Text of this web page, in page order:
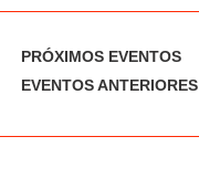
PRÓXIMOS EVENTOS
EVENTOS ANTERIORES